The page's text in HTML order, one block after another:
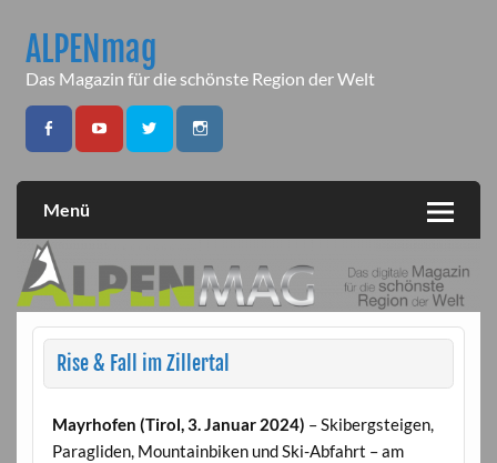
contentALPENmag
Das Magazin für die schönste Region der Welt
Menü
Rise & Fall im Zillertal
Mayrhofen (Tirol, 3. Januar 2024) – Skibergsteigen,
Paragliden, Mountainbiken und Ski-Abfahrt – am